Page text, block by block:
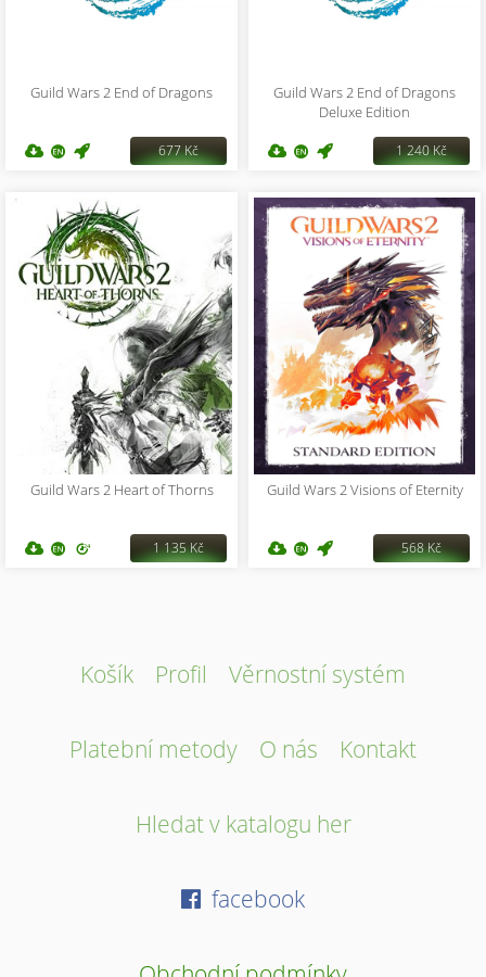
Guild Wars 2 End of Dragons
677 Kč
Guild Wars 2 End of Dragons
Deluxe Edition
1 240 Kč
Guild Wars 2 Heart of Thorns
1 135 Kč
Guild Wars 2 Visions of Eternity
568 Kč
Košík Profil Věrnostní systém
Platební metody O nás Kontakt
Hledat v katalogu her
facebook